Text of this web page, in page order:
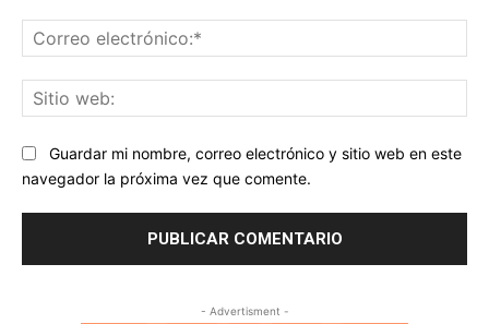
Guardar mi nombre, correo electrónico y sitio web en este
navegador la próxima vez que comente.
- Advertisment -